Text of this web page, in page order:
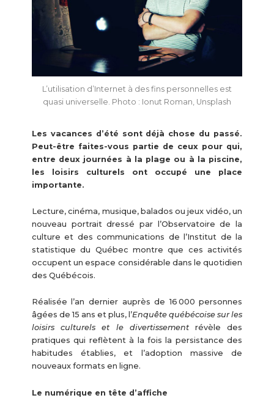
L’utilisation d’Internet à des fins personnelles est
quasi universelle. Photo : Ionut Roman, Unsplash
Les vacances d’été sont déjà chose du passé.
Peut-être faites-vous partie de ceux pour qui,
entre deux journées à la plage ou à la piscine,
les loisirs culturels ont occupé une place
importante.
Lecture, cinéma, musique, balados ou jeux vidéo, un
nouveau portrait dressé par l’Observatoire de la
culture et des communications de l’Institut de la
statistique du Québec montre que ces activités
occupent un espace considérable dans le quotidien
des Québécois.
Réalisée l’an dernier auprès de 16 000 personnes
âgées de 15 ans et plus, l’Enquête québécoise sur les
loisirs culturels et le divertissementrévèle des
pratiques qui reflètent à la fois la persistance des
habitudes établies, et l’adoption massive de
nouveaux formats en ligne.
Le numérique en tête d’affiche